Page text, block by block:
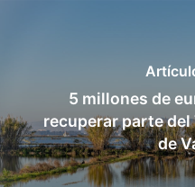
5 millones de
recuperar parte
de